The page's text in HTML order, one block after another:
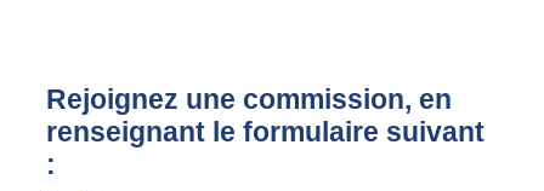
Rejoignez une commission, en
renseignant le formulaire suivant
: